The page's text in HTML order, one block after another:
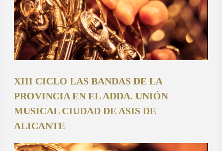
XIII CICLO LAS BANDAS DE LA
PROVINCIA EN EL ADDA. UNIÓN
MUSICAL CIUDAD DE ASIS DE
ALICANTE